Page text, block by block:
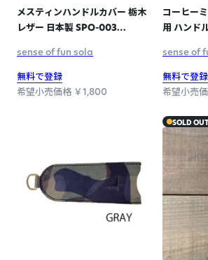
メスティンハンドルカバー 栃木
レザー 日本製 SPO-003
sense of fun sola
無料で登録
希望小売価格 ￥1,800
コーヒー
用 ハンド
sense of
無料で登録
希望小売
SOLD